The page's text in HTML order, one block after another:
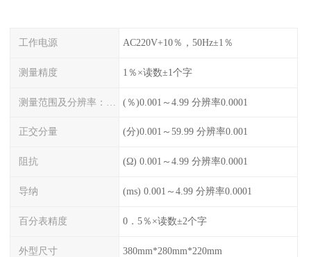
工作电源 AC220V+10％，50Hz±1％
测量精度 1％×读数±1个字
(％)0.001～4.99 分辨率0.0001
正交分量 (分)0.001～59.99 分辨率0.001
阻抗 (Ω) 0.001～4.99 分辨率0.0001
导纳 (ms) 0.001～4.99 分辨率0.0001
百分表精度 0．5％×读数±2个字
外型尺寸 380mm*280mm*220mm